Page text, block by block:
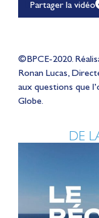
Partager la vidéo
©BPCE-2020.
Ronan Lucas,
aux questions que
Globe.
DE